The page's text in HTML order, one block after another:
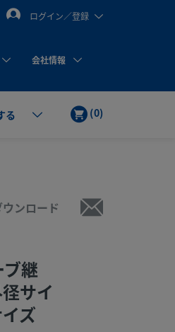
ログイン／登録
会社情報
る
カ
(0)
ンロード
継
サイ
ズ